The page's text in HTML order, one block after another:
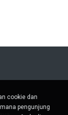
cookie dan
pengunjung